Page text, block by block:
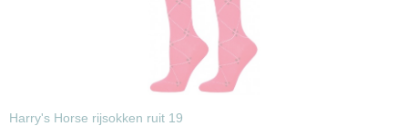
Harry's Horse rijsokken ruit 19